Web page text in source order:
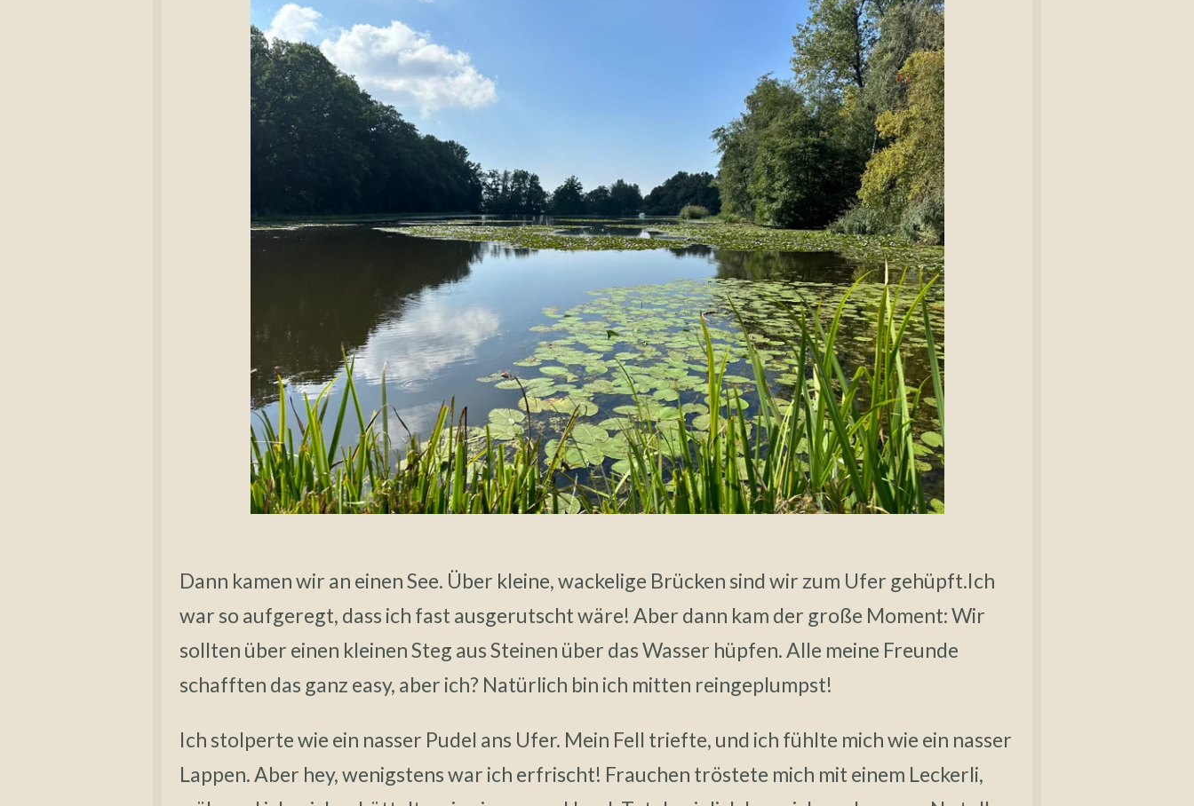
Dann kamen wir an einen See. Über kleine, wackelige Brücken sind wir zum Ufer gehüpft.Ich
war so aufgeregt, dass ich fast ausgerutscht wäre! Aber dann kam der große Moment: Wir
sollten über einen kleinen Steg aus Steinen über das Wasser hüpfen. Alle meine Freunde
schafften das ganz easy, aber ich? Natürlich bin ich mitten reingeplumpst!
Ich stolperte wie ein nasser Pudel ans Ufer. Mein Fell triefte, und ich fühlte mich wie ein nasser
Lappen. Aber hey, wenigstens war ich erfrischt! Frauchen tröstete mich mit einem Leckerli,